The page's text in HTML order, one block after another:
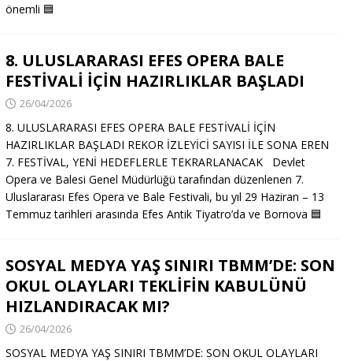
önemli 🟦
8. ULUSLARARASI EFES OPERA BALE
FESTİVALİ İÇİN HAZIRLIKLAR BAŞLADI
26/04/2026
8. ULUSLARARASI EFES OPERA BALE FESTİVALİ İÇİN
HAZIRLIKLAR BAŞLADI REKOR İZLEYİCİ SAYISI İLE SONA EREN
7. FESTİVAL, YENİ HEDEFLERLE TEKRARLANACAK Devlet
Opera ve Balesi Genel Müdürlüğü tarafından düzenlenen 7.
Uluslararası Efes Opera ve Bale Festivali, bu yıl 29 Haziran – 13
Temmuz tarihleri arasında Efes Antik Tiyatro’da ve Bornova 🟦
SOSYAL MEDYA YAŞ SINIRI TBMM’DE: SON
OKUL OLAYLARI TEKLİFİN KABULÜNÜ
HIZLANDIRACAK MI?
26/04/2026
SOSYAL MEDYA YAŞ SINIRI TBMM’DE: SON OKUL OLAYLARI